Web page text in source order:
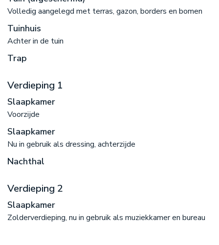
Volledig aangelegd met terras, gazon, borders en bomen
Tuinhuis
Achter in de tuin
Trap
Verdieping 1
Slaapkamer
Voorzijde
Slaapkamer
Nu in gebruik als dressing, achterzijde
Nachthal
Verdieping 2
Slaapkamer
Zolderverdieping, nu in gebruik als muziekkamer en bureau